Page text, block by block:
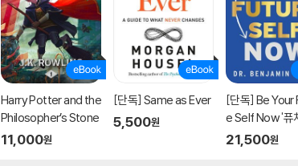
Harry Potter and the
Philosopher’s Stone
11,000원
[단독] Same as Ever
5,500원
[단독] Be Your
e Self Now '퓨
프' 원서
21,500원